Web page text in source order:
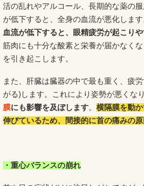
活の乱れやアルコール、長期的な薬の
が低下すると、全身の血流が悪化しま
血流が低下すると、眼精疲労が起こりや
筋肉にも十分な酸素と栄養が届かなく
を引き起こします。
また、肝臓は臓器の中で最も重く、疲
がる)します。これにより姿勢が悪くなり
膜にも影響を及ぼします。 横隔膜を動
伸びているため、間接的に首の痛みの
・重心バランスの崩れ